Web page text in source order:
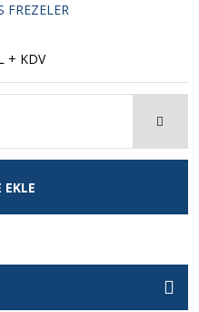
FREZELER
+ KDV
EKLE